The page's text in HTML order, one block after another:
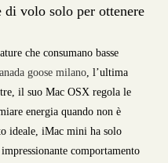
di volo solo per ottenere
che consumano basse
goose milano, l’ultima
il suo Mac OSX regola le
energia quando non è
ideale, iMac mini ha solo
comportamento